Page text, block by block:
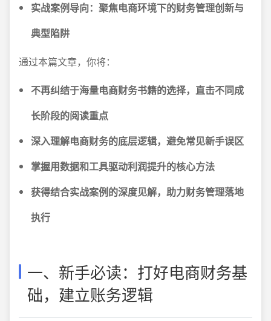
实战案例导向：聚焦电商环境下的财务管理创新与
典型陷阱
通过本篇文章，你将：
不再纠结于海量电商财务书籍的选择，直击不同成
长阶段的阅读重点
深入理解电商财务的底层逻辑，避免常见新手误区
掌握用数据和工具驱动利润提升的核心方法
获得结合实战案例的深度见解，助力财务管理落地
执行
一、新手必读：打好电商财务基
础，建立账务逻辑